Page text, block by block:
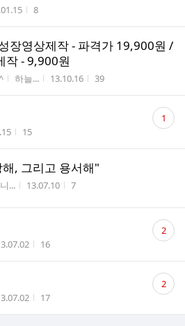
시간 조회수
8
장영상제작 - 파격가 19,900원 /
작 - 9,900원
작성자
하늘... 작성시간
13.10.16 조회수
39
간 조회수
15
댓
글 1
, 그리고 용서해"
자
... 작성시간
13.07.10 조회수
7
성시간 조회수
16
댓
글 2
성시간 조회수
17
댓
글 2